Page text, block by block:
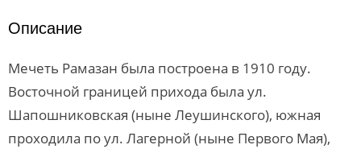
Описание
Мечеть Рамазан была построена в 1910 году.
Восточ­ной границей прихода была ул.
Шапошниковская (ныне Леушинского), южная
проходила по ул. Лагерной (ныне Первого Мая),